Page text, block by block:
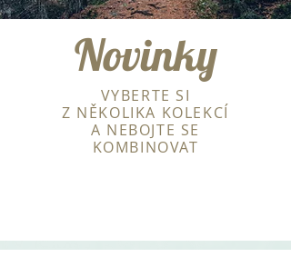
Novinky
VYBERTE SI
Z NĚKOLIKA KOLEKCÍ
A NEBOJTE SE
KOMBINOVAT